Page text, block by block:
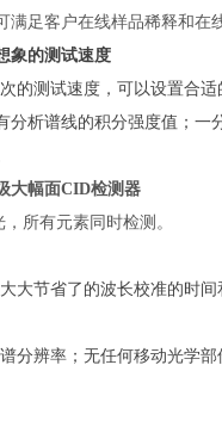
满足客户在线样品稀释和在
象的测试速度
次的测试速度，可以设置合
分析谱线的积分强度值；一
大幅面CID检测器
所有元素同时检测。
大节省了的波长校准的时间
分辨率；无任何移动光学